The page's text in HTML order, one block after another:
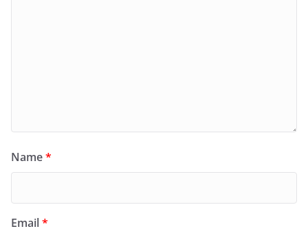
Name*
Email*